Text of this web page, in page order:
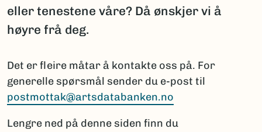
eller tenestene våre? Då ønskjer vi å
høyre frå deg.
Det er fleire måtar å kontakte oss på. For
generelle spørsmål sender du e-post til
postmottak@artsdatabanken.no
Lengre ned på denne siden finn du